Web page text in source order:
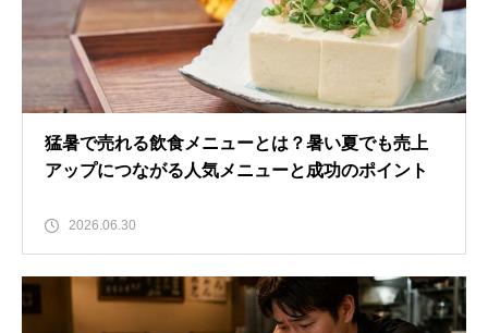
猛暑で売れる飲食メニューとは？暑い夏でも売上
アップにつながる人気メニューと成功のポイント
2026.06.30